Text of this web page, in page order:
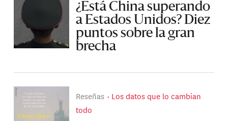
¿Está China superando
a Estados Unidos? Diez
puntos sobre la gran
brecha
Reseñas
Los datos que lo cambian
todo